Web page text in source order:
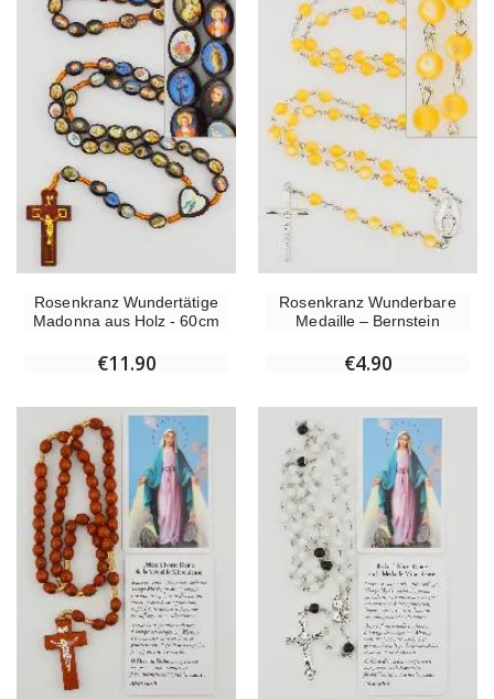
Rosenkranz Wundertätige
Madonna aus Holz - 60cm
€11.90
Rosenkranz Wunderbare
Medaille – Bernstein
€4.90